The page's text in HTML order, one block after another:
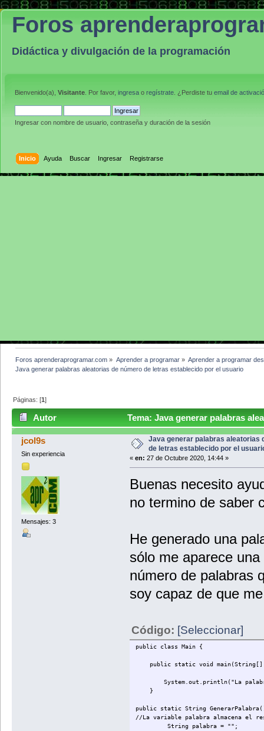
Foros
Didáctica y divulgación de la programación
Bienvenido(a), Visitante . Por favor, ingresa o regístrate . ¿Perdiste tu email de
Ingresar con nombre de usuario, contraseña y duración de la sesión
Inicio Ayuda Buscar Ingresar Registrarse
Foros aprenderaprogramar.com » Aprender a programar» Aprender a programar
Java generar palabras aleatorias de número de letras establecido por el usuario
Páginas: [1]
Autor
Tema: Java generar palabras
usuario (Leído 10018 veces)
jcol9s
Sin experiencia
Mensajes: 3
Java generar palabras aleatorias
de letras establecido por el
« en: 27 de Octubre 2020, 14:44 »
Buenas necesito
no termino de saber
He generado una
sólo me aparece
número de palabras
soy capaz de que
Código: [Seleccionar]
public class Main {
public static void main(String[]
System.out.println("La palabra
}
public static String
//La variable palabra almacena el
String palabra = "";